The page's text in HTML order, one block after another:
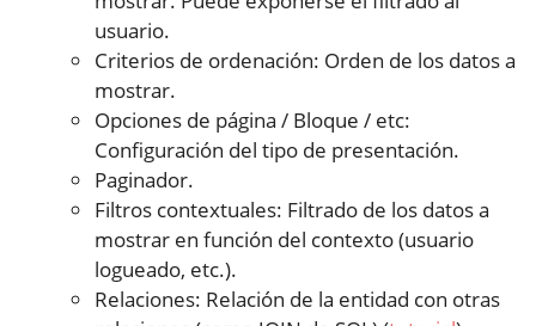
usuario.
Criterios de ordenación: Orden de los datos a
mostrar.
Opciones de página / Bloque / etc:
Configuración del tipo de presentación.
Paginador.
Filtros contextuales: Filtrado de los datos a
mostrar en función del contexto (usuario
logueado, etc.).
Relaciones: Relación de la entidad con otras